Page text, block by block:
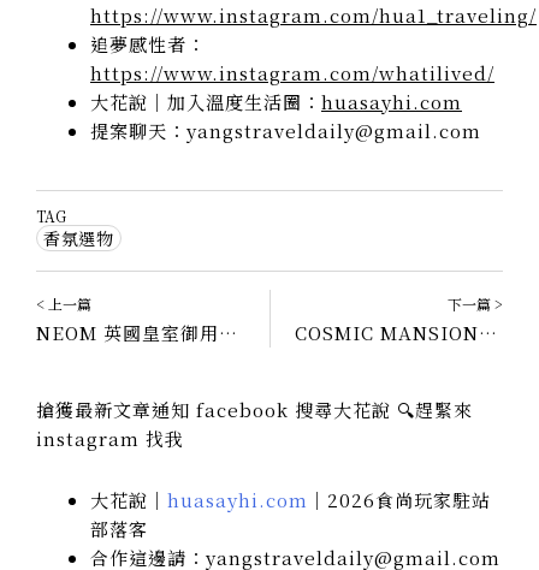
https://www.instagram.com/hua1_traveling/
追夢感性者：
https://www.instagram.com/whatilived/
大花說｜加入溫度生活圈： huasayhi.com
提案聊天：yangstraveldaily@gmail.com
TAG
香氛選物
< 上一篇
NEOM 英國皇室御用有機香氛｜居家香氛是愛自己的儀式感之一
下一篇 >
COSMIC MANSION推薦味道｜韓國香氛品牌 NO.9 NO.11 生活裡的豐富與冷靜
搶獲最新文章通知 facebook 搜尋大花說 🔍趕緊來
instagram 找我
大花說｜ huasayhi.com ｜2026食尚玩家駐站
部落客
合作這邊請：yangstraveldaily@gmail.com